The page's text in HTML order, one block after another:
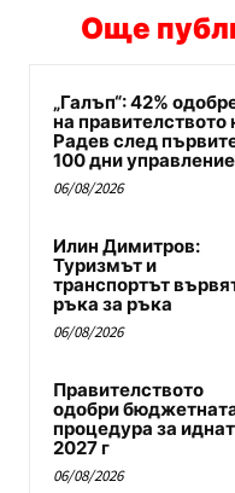
Още
„Галъп“: 42%
на правителството
Радев след
100 дни управление
06/08/2026
Илин Димитров:
Туризмът и
транспортът
ръка за ръка
06/08/2026
Правителството
одобри
процедура за
2027 г
06/08/2026